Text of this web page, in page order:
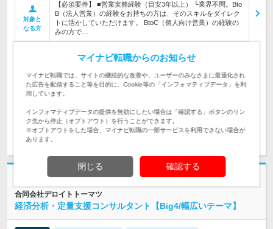
対象と
なる方
【必須要件】 ■営業実務経験（目安3年以上） └業界不問。Bto
B（法人営業）の経験をお持ちの方は、そのスキルをダイレク
トに活かしていただけます。 BtoC（個人向け営業）の経験の
みの方で…
愛知県 名古屋市西区名駅２丁目２７－８名古屋プライムセン
給与
年収 625 ～ 1135 万円 ※予定年収：月例給＋賞与＋残業手当
【…
求人詳細を見る
合同会社デロイトトーマツ
経済分析・定量支援コンサルタント【Big4/幅広いテーマ】
マイナビ転職からのお知らせ
マイナビ転職では、サイトの継続的な改善や、ユーザーのみなさまに最適化され
た広告を配信すること等を目的に、Cookie等の「インフォマティブデータ」を利
用しています。
インフォマティブデータの提供を無効にしたい場合は「確認する」ボタンのリン
ク先から停止（オプトアウト）を行うことができます。
※オプトアウトをした場合、マイナビ転職の一部サービスを利用できない場合が
あります。
閉じる 確認する